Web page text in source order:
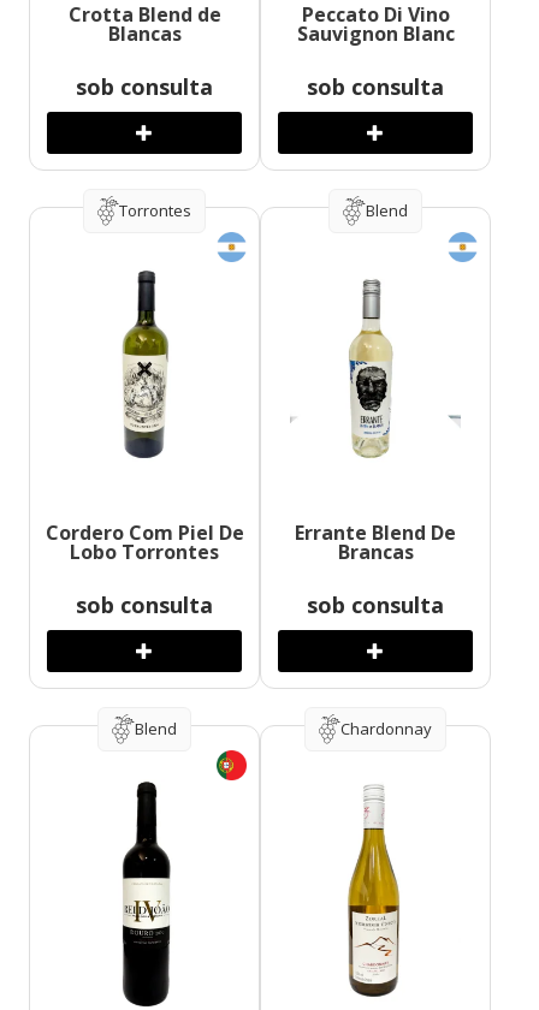
Crotta Blend de
Blancas
sob consulta
Peccato Di Vino
Sauvignon Blanc
sob consulta
Torrontes
Cordero Com Piel De
Lobo Torrontes
sob consulta
Blend
Errante Blend De
Brancas
sob consulta
Blend Chardonnay